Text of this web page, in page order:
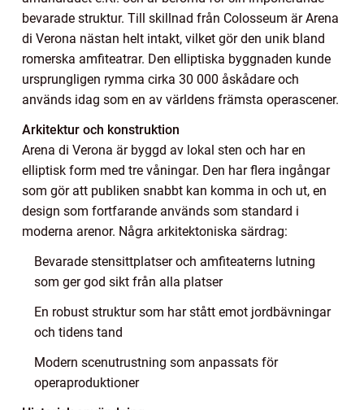
bevarade struktur. Till skillnad från Colosseum är Arena
di Verona nästan helt intakt, vilket gör den unik bland
romerska amfiteatrar. Den elliptiska byggnaden kunde
ursprungligen rymma cirka 30 000 åskådare och
används idag som en av världens främsta operascener.
Arkitektur och konstruktion
Arena di Verona är byggd av lokal sten och har en
elliptisk form med tre våningar. Den har flera ingångar
som gör att publiken snabbt kan komma in och ut, en
design som fortfarande används som standard i
moderna arenor. Några arkitektoniska särdrag:
Bevarade stensittplatser och amfiteaterns lutning
som ger god sikt från alla platser
En robust struktur som har stått emot jordbävningar
och tidens tand
Modern scenutrustning som anpassats för
operaproduktioner